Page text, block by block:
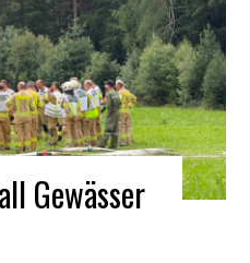
Gewässer